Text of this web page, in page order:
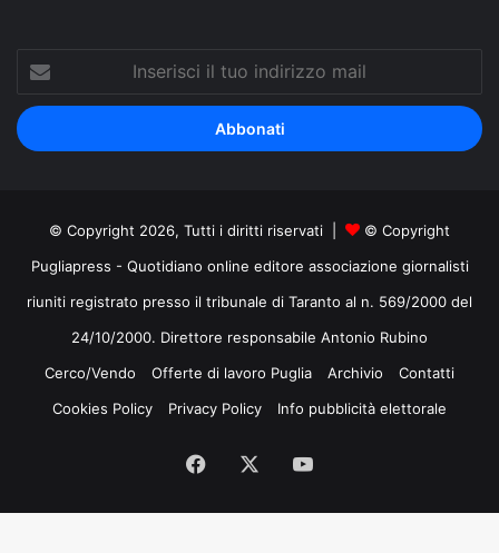
tuo
indirizzo
mail
© Copyright 2026, Tutti i diritti riservati |
© Copyright
Pugliapress - Quotidiano online editore associazione giornalisti
riuniti registrato presso il tribunale di Taranto al n. 569/2000 del
24/10/2000. Direttore responsabile Antonio Rubino
Cerco/Vendo
Offerte di lavoro Puglia Archivio
Contatti
Cookies Policy
Privacy Policy Info pubblicità elettorale
Facebook
Tube